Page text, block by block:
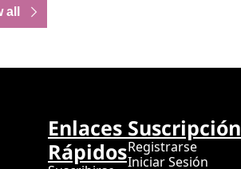
all
Enlaces
Rápidos
Suscripción
Registrarse
Iniciar Sesión